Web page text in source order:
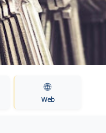
🌐
Web